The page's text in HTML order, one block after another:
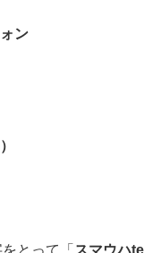
ン
とって「 スマウハ